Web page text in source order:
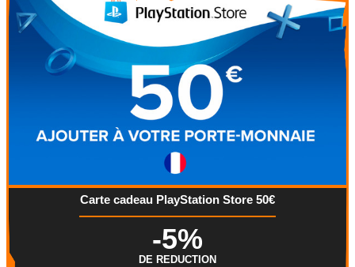
Carte cadeau PlayStation Store 50€
-5%
DE REDUCTION